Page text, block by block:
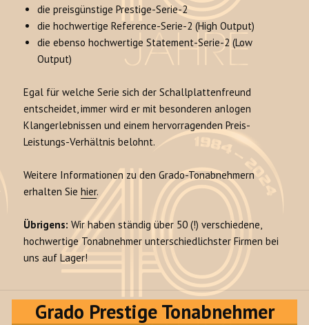
die preisgünstige Prestige-Serie-2
die hochwertige Reference-Serie-2 (High Output)
die ebenso hochwertige Statement-Serie-2 (Low
Output)
Egal für welche Serie sich der Schallplattenfreund
entscheidet, immer wird er mit besonderen anlogen
Klangerlebnissen und einem hervorragenden Preis-
Leistungs-Verhältnis belohnt.
Weitere Informationen zu den Grado-Tonabnehmern
erhalten Siehier.
Übrigens:Wir haben ständig über 50 (!) verschiedene,
hochwertige Tonabnehmer unterschiedlichster Firmen bei
uns auf Lager!
Grado Prestige Tonabnehmer